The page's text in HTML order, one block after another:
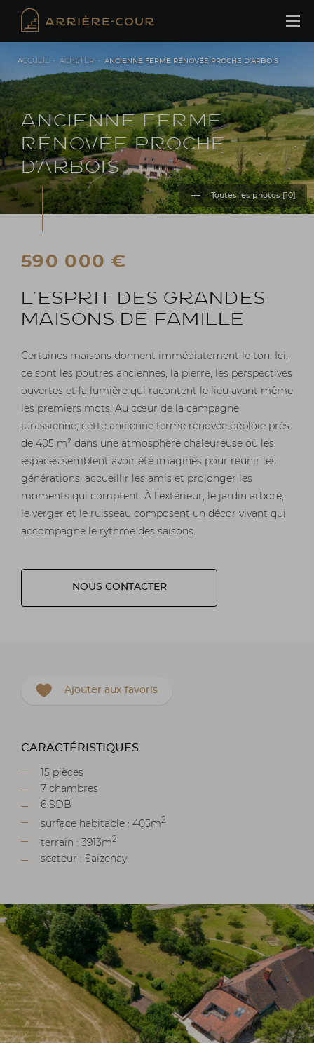
ACCUEIL • ACHETER • ANCIENNE FERME RÉNOVÉE PROCHE D’ARBOIS
ANCIENNE FERME
RÉNOVÉE PROCHE
D’ARBOIS
Toutes les photos [ 10]
590 000 €
L’ESPRIT DES GRANDES
MAISONS DE FAMILLE
Certaines maisons donnent immédiatement le ton. Ici,
ce sont les poutres anciennes, la pierre, les perspectives
ouvertes et la lumière qui racontent le lieu avant même
les premiers mots. Au cœur de la campagne
jurassienne, cette ancienne ferme rénovée déploie près
de 405 m² dans une atmosphère chaleureuse où les
espaces semblent avoir été imaginés pour réunir les
générations, accueillir les amis et prolonger les
moments qui comptent. À l’extérieur, le jardin arboré,
le verger et le ruisseau composent un décor vivant qui
accompagne le rythme des saisons.
NOUS CONTACTER
Ajouter aux favoris
CARACTÉRISTIQUES
15 pièces
7 chambres
6 SDB
surface habitable : 405m2
terrain : 3913m2
secteur : Saizenay
Cookies management panel